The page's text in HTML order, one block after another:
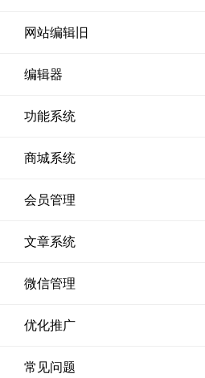
网站编辑旧
编辑器
功能系统
商城系统
会员管理
文章系统
微信管理
优化推广
常见问题